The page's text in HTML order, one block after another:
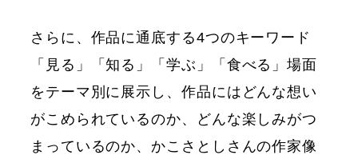
さらに、作品に通底する4つのキーワード
「見る」「知る」「学ぶ」「食べる」場面
をテーマ別に展示し、作品にはどんな想い
がこめられているのか、どんな楽しみがつ
まっているのか、かこさとしさんの作家像